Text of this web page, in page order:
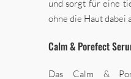
und sorgt für eine
ohne die Haut dabei
Calm & Porefect
Das Calm &